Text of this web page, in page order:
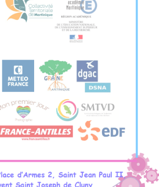
MENU
Qui sommes-nous ?
Comprendre
NOS SERVICES
Collectivités
Enseignants